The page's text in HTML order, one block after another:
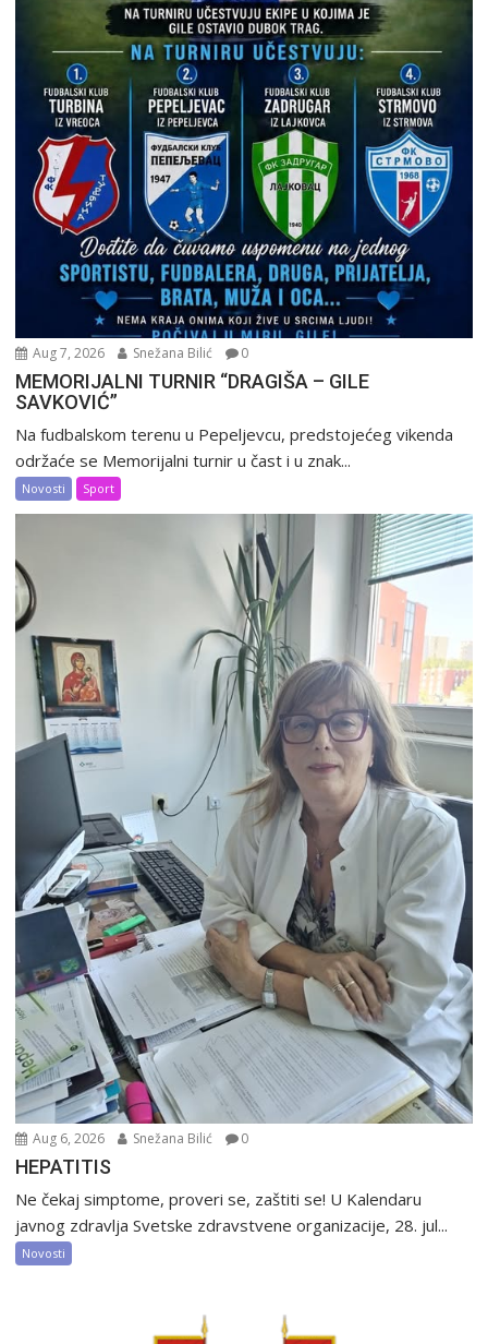
Aug 7, 2026 Snežana Bilić 0
MEMORIJALNI TURNIR “DRAGIŠA – GILE
SAVKOVIĆ”
Na fudbalskom terenu u Pepeljevcu, predstojećeg vikenda
održaće se Memorijalni turnir u čast i u znak...
Novosti Sport
Aug 6, 2026 Snežana Bilić 0
HEPATITIS
Ne čekaj simptome, proveri se, zaštiti se! U Kalendaru
javnog zdravlja Svetske zdravstvene organizacije, 28. jul...
Novosti